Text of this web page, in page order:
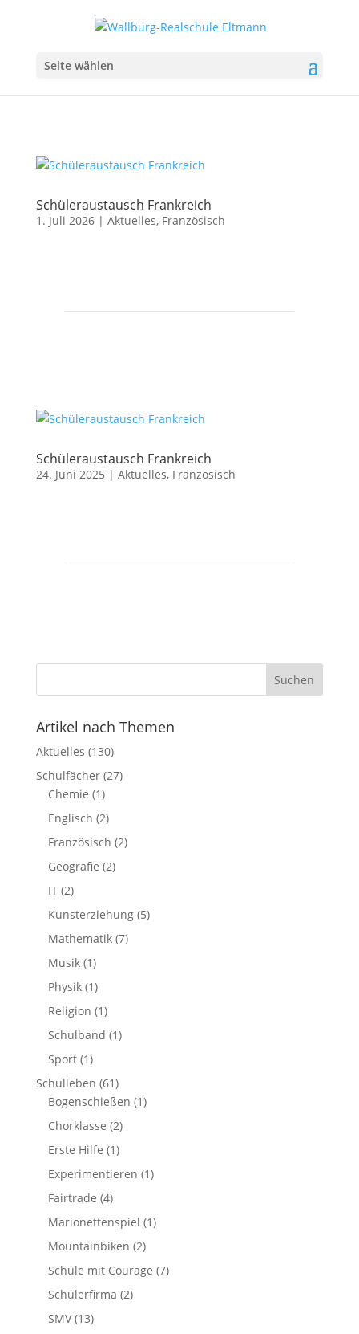
Seite wählen
Schüleraustausch Frankreich
1. Juli 2026| Aktuelles, Französisch
Schüleraustausch Frankreich
24. Juni 2025 | Aktuelles, Französisch
Artikel nach Themen
Aktuelles (130)
Schulfächer(27)
Chemie (1)
Englisch (2)
Französisch (2)
Geografie (2)
IT(2)
Kunsterziehung(5)
Mathematik(7)
Musik(1)
Physik(1)
Religion (1)
Schulband (1)
Sport(1)
Schulleben (61)
Bogenschießen (1)
Chorklasse (2)
Erste Hilfe (1)
Experimentieren (1)
Fairtrade (4)
Marionettenspiel (1)
Mountainbiken (2)
Schule mit Courage (7)
Schülerfirma (2)
SMV(13)